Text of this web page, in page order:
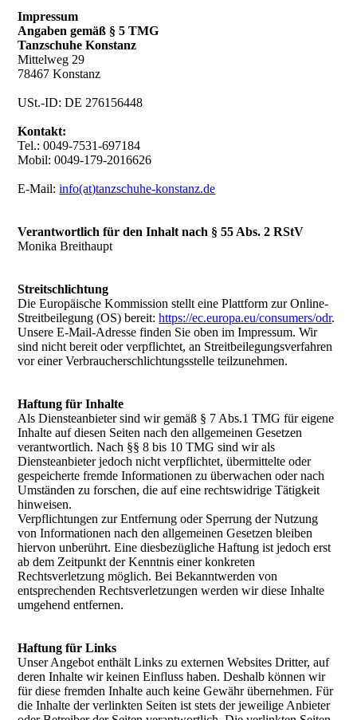
Impressum
Angaben gemäß § 5 TMG
Tanzschuhe Konstanz
Mittelweg 29
78467 Konstanz
USt.-ID: DE 276156448
Kontakt:
Tel.: 0049-7531-697184
Mobil: 0049-179-2016626
E-Mail:info(at)tanzschuhe-konstanz.de
Verantwortlich für den Inhalt nach § 55 Abs. 2 RStV
Monika Breithaupt
Streitschlichtung
Die Europäische Kommission stellt eine Plattform zur Online-
Streitbeilegung (OS) bereit:https://ec.europa.eu/consumers/odr.
Unsere E-Mail-Adresse finden Sie oben im Impressum. Wir
sind nicht bereit oder verpflichtet, an Streitbeilegungsverfahren
vor einer Verbraucherschlichtungsstelle teilzunehmen.
Haftung für Inhalte
Als Diensteanbieter sind wir gemäß § 7 Abs.1 TMG für eigene
Inhalte auf diesen Seiten nach den allgemeinen Gesetzen
verantwortlich. Nach §§ 8 bis 10 TMG sind wir als
Diensteanbieter jedoch nicht verpflichtet, übermittelte oder
gespeicherte fremde Informationen zu überwachen oder nach
Umständen zu forschen, die auf eine rechtswidrige Tätigkeit
hinweisen.
Verpflichtungen zur Entfernung oder Sperrung der Nutzung
von Informationen nach den allgemeinen Gesetzen bleiben
hiervon unberührt. Eine diesbezügliche Haftung ist jedoch erst
ab dem Zeitpunkt der Kenntnis einer konkreten
Rechtsverletzung möglich. Bei Bekanntwerden von
entsprechenden Rechtsverletzungen werden wir diese Inhalte
umgehend entfernen.
Haftung für Links
Unser Angebot enthält Links zu externen Websites Dritter, auf
deren Inhalte wir keinen Einfluss haben. Deshalb können wir
für diese fremden Inhalte auch keine Gewähr übernehmen. Für
die Inhalte der verlinkten Seiten ist stets der jeweilige Anbieter